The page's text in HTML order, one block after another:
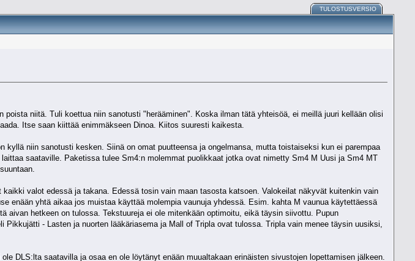
TULOSTUSVERSIO
niitä. Tuli koettua niin sanotusti "herääminen". Koska ilman tätä yhteisöä, ei meillä juuri kellään olisi
Itse saan kiittää enimmäkseen Dinoa. Kiitos suuresti kaikesta.
niin sanotusti kesken. Siinä on omat puutteensa ja ongelmansa, mutta toistaiseksi kun ei parempaa
saataville. Paketissa tulee Sm4:n molemmat puolikkaat jotka ovat nimetty Sm4 M Uusi ja Sm4 MT
valot edessä ja takana. Edessä tosin vain maan tasosta katsoen. Valokeilat näkyvät kuitenkin vain
enään yhtä aikaa jos muistaa käyttää molempia vaunuja yhdessä. Esim. kahta M vaunua käytettäessä
aivan hetkeen on tulossa. Tekstuureja ei ole mitenkään optimoitu, eikä täysin siivottu. Pupun
- Lasten ja nuorten lääkäriasema ja Mall of Tripla ovat tulossa. Tripla vain menee täysin uusiksi,
DLS:lta saatavilla ja osaa en ole löytänyt enään muualtakaan erinäisten sivustojen lopettamisen jälkeen.